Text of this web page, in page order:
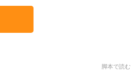
脚本で読む